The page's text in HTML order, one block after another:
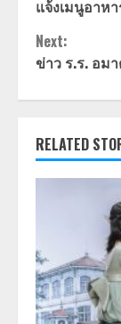
แจ้งเมนูอาห
Next:
ข่าว ร.ร. อม
RELATED